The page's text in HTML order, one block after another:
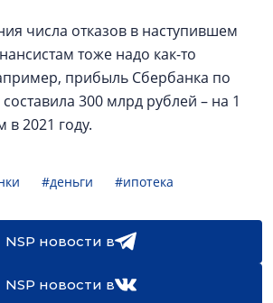
числа отказов в наступившем
тоже надо как-то
прибыль Сбербанка по
300 млрд рублей – на 1
2021 году.
#деньги #ипотека
NSP новости в
NSP новости в